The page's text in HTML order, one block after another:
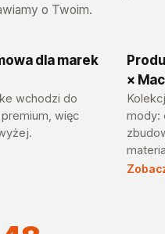
o Twoim.
dla marek
wchodzi do
więc
×
mody: